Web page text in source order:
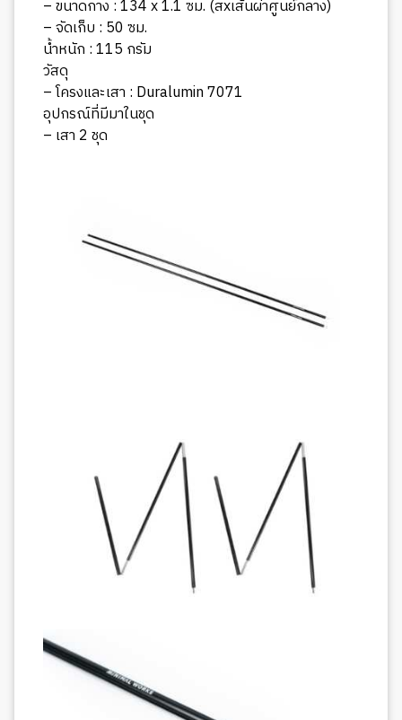
– ขนาดกาง : 134 x 1.1 ซม. (สxเส้นผ่าศูนย์กลาง)
– จัดเก็บ : 50 ซม.
น้ำหนัก : 115 กรัม
วัสดุ
– โครงและเสา : Duralumin 7071
อุปกรณ์ที่มีมาในชุด
– เสา 2 ชุด